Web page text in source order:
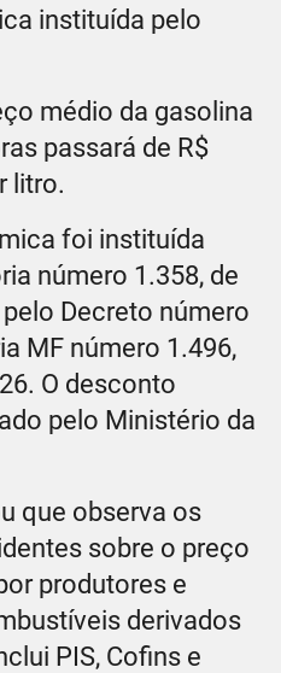
instituída pelo
médio da gasolina
passará de R$
litro.
foi instituída
número 1.358, de
Decreto número
MF número 1.496,
O desconto
pelo Ministério da
que observa os
sobre o preço
produtores e
derivados
PIS, Cofins e